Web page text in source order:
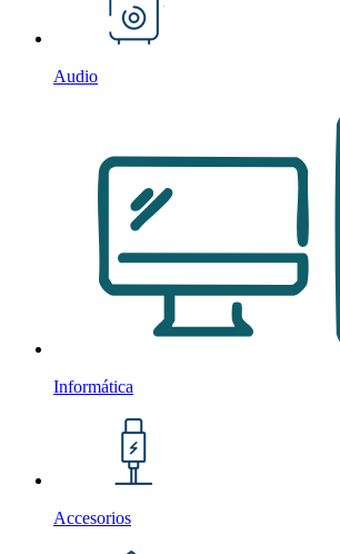
Audio
Informática
Accesorios